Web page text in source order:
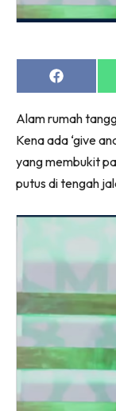
Share
on
Alam rumah
Kena ada ‘give
yang membukit
putus di tengah